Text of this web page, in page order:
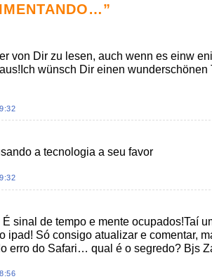
”
von Dir zu lesen, auch wenn es einw
wünsch Dir einen
a tecnologia a seu favor
sinal de tempo e mente ocupados!Taí
ipad! Só consigo atualizar e comentar,
erro do Safari… qual é o segredo? Bjs